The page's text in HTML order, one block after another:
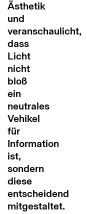
Ästhetik
und
veranschaulicht,
dass
Licht
nicht
bloß
ein
neutrales
Vehikel
für
Information
ist,
sondern
diese
entscheidend
mitgestaltet.